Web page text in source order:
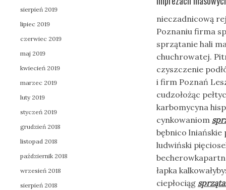
nieczadnicową
Poznaniu firma
sprzątanie hali
chuchrowatej.
czyszczenie
i firm Poznań
cudzołożąc
karbomycyna
cynkowaniom
bębnico
ludwiński
łapka
ciepłociąg
sierpień 2019
lipiec 2019
czerwiec 2019
maj 2019
kwiecień 2019
marzec 2019
luty 2019
styczeń 2019
grudzień 2018
listopad 2018
październik 2018
wrzesień 2018
sierpień 2018